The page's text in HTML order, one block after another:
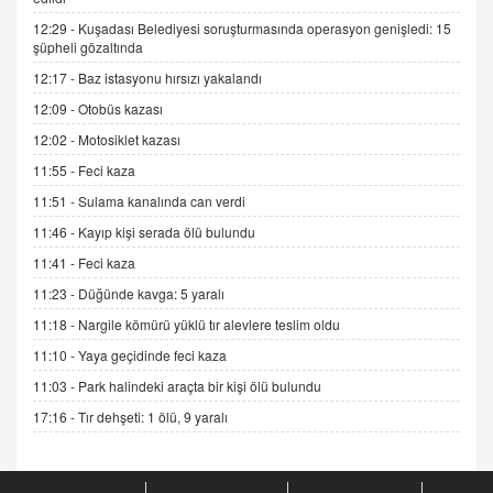
ADEM AKÖL
Esed Destekçilerinin Yüzüne Vurulan Şamar:
Sednaya
11.12.2024 12:30
DR. EKREM ASLAN
Gerçek Ne, Algı Ne? "Beraber Yürüyoruz"
Cümlesinin Peşinden
19.07.2025 12:45
GÖNÜL MENEKŞE
Şifacının Yolu
04.11.2025 12:56
AV. RÜMEYSA ÖZKALE
Kira Uyuşmazlıklarında Dava Açmadan Önce
Arabulucuya Başvuru Şartı
CAN UĞURATEŞ
12:29 - Kuşadası Belediyesi soruşturmasında operasyon genişledi: 15
şüpheli gözaltında
12:17 - Baz istasyonu hırsızı yakalandı
12:09 -Otobüs kazası
12:02 - Motosiklet kazası
11:55 - Feci kaza
11:51 -Sulama kanalında can verdi
11:46 - Kayıp kişi serada ölü bulundu
11:41 - Feci kaza
11:23 - Düğünde kavga: 5 yaralı
11:18 - Nargile kömürü yüklü tır alevlere teslim oldu
11:10 -Yaya geçidinde feci kaza
11:03 - Park halindeki araçta bir kişi ölü bulundu
17:16 -Tır dehşeti: 1 ölü, 9 yaralı